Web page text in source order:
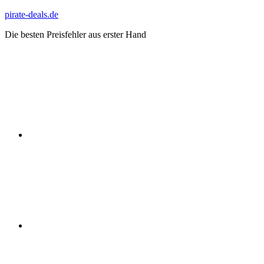
Zum
springen
pirate-deals.de
Die besten Preisfehler aus erster Hand